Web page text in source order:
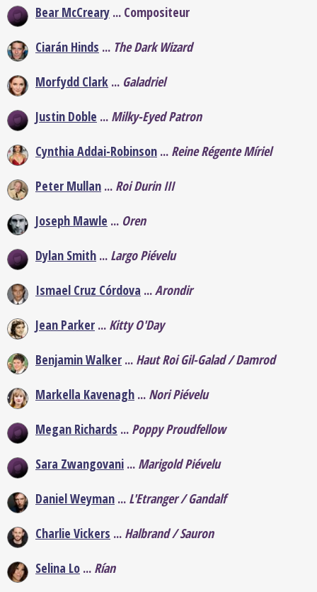
Bear McCreary ... Compositeur
Ciarán Hinds ... The Dark Wizard
Morfydd Clark ... Galadriel
Justin Doble ... Milky-Eyed Patron
Cynthia Addai-Robinson ... Reine Régente Míriel
Peter Mullan ... Roi Durin III
Joseph Mawle ... Oren
Dylan Smith ... Largo Piévelu
Ismael Cruz Córdova ...Arondir
Jean Parker ... Kitty O'Day
Benjamin Walker ... Haut Roi Gil-Galad / Damrod
Markella Kavenagh ... Nori Piévelu
Megan Richards ... Poppy Proudfellow
Sara Zwangovani ... Marigold Piévelu
Daniel Weyman ... L'Etranger / Gandalf
Charlie Vickers ... Halbrand / Sauron
Selina Lo ... Rían